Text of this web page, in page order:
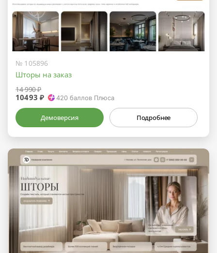
№ 105896
Шторы на заказ
14 990 ₽
10493 ₽ 420 баллов Плюса
Демоверсия Подробнее